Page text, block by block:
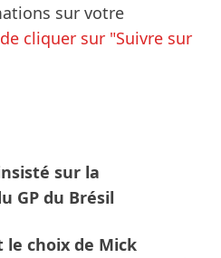
sur votre
cliquer sur "Suivre sur
sur la
GP du Brésil
le choix de Mick